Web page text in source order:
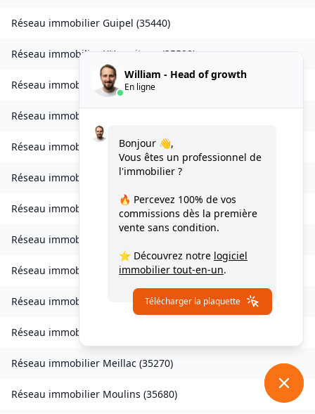
Réseau immobilier Guipel (35440)
Réseau immobilier L'Hermitage (35590)
Réseau immobilierLaillé(35890
Réseau immobilier
Réseau immobilier Livré-sur-Changeon
Réseau immobilier Lohéac(35550)
Réseau immobilier Longaulnay(35190)
Réseau immobilier
Réseau immobilier Louvigné-du-Désert(35420
Réseau immobilier Martigné-Ferchaud (35640)
Réseau immobilier
Réseau immobilier Meillac (35270)
Réseau immobilier Moulins (35680)
William - Head of growth
En ligne
Bonjour 👋,
Vous êtes un professionnel de
l'immobilier ?
🔥 Percevez 100% de vos
commissions dès la première
vente sans condition.
⭐ Découvrez notre logiciel
immobilier tout-en-un.
Télécharger la plaquette